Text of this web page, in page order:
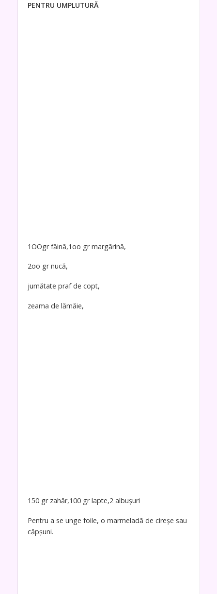
PENTRU UMPLUTURĂ
1OOgr făină,1oo gr margărină,
2oo gr nucă,
jumătate praf de copt,
zeama de lămăie,
150 gr zahăr,100 gr lapte,2 albușuri
Pentru a se unge foile, o marmeladă de cireșe sau
căpșuni.